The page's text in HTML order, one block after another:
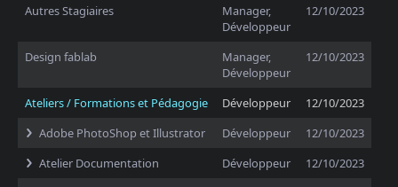
Autres Stagiaires
Manager,
Développeur
12/10/2023
Design fablab
Manager,
Développeur
12/10/2023
Ateliers / Formations et Pédagogie Développeur
12/10/2023
Adobe PhotoShop et Illustrator
Développeur
12/10/2023
Atelier Documentation
Développeur
12/10/2023